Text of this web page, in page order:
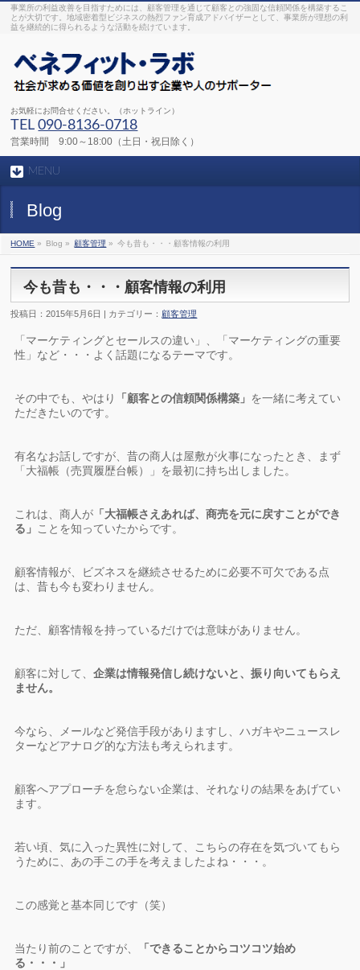
事業所の利益改善を目指すためには、顧客管理を通じて顧客との強固な信頼関係を構築するこ
とが大切です。地域密着型ビジネスの熱烈ファン育成アドバイザーとして、事業所が理想の利
益を継続的に得られるような活動を続けています。
お気軽にお問合せください。（ホットライン）
TEL090-8136-0718
営業時間 9:00～18:00（土日・祝日除く）
MENU
Blog
HOME » Blog » 顧客管理 » 今も昔も・・・顧客情報の利用
今も昔も・・・顧客情報の利用
投稿日：2015年5月6日 | カテゴリー： 顧客管理
「マーケティングとセールスの違い」、「マーケティングの重要
性」など・・・よく話題になるテーマです。
その中でも、やはり 「顧客との信頼関係構築」 を一緒に考えてい
ただきたいのです。
有名なお話しですが、昔の商人は屋敷が火事になったとき、まず
「大福帳（売買履歴台帳）」を最初に持ち出しました。
これは、商人が 「大福帳さえあれば、商売を元に戻すことができ
る」 ことを知っていたからです。
顧客情報が、ビズネスを継続させるために必要不可欠である点
は、昔も今も変わりません。
ただ、顧客情報を持っているだけでは意味がありません。
顧客に対して、企業は情報発信し続けないと、振り向いてもらえ
ません。
今なら、メールなど発信手段がありますし、ハガキやニュースレ
ターなどアナログ的な方法も考えられます。
顧客へアプローチを怠らない企業は、それなりの結果をあげてい
ます。
若い頃、気に入った異性に対して、こちらの存在を気づいてもら
うために、あの手この手を考えましたよね・・・。
この感覚と基本同じです（笑）
当たり前のことですが、
「できることからコツコツ始め
る・・・」